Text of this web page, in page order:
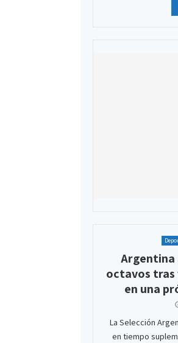
Argentina
octavos tras
en una
La Selección
en tiempo